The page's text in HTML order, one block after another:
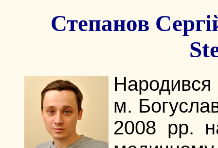
Степанов
м.
2008 рр.